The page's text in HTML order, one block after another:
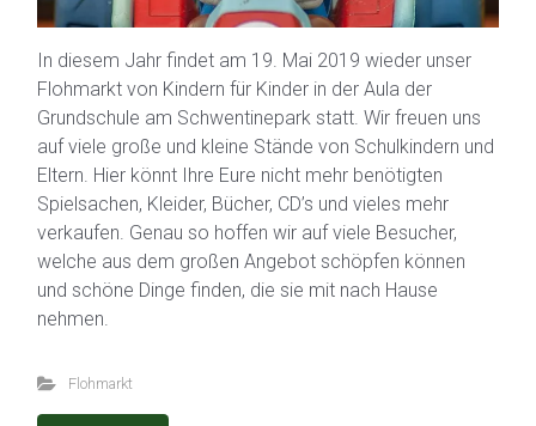
In diesem Jahr findet am 19. Mai 2019 wieder unser
Flohmarkt von Kindern für Kinder in der Aula der
Grundschule am Schwentinepark statt. Wir freuen uns
auf viele große und kleine Stände von Schulkindern und
Eltern. Hier könnt Ihre Eure nicht mehr benötigten
Spielsachen, Kleider, Bücher, CD’s und vieles mehr
verkaufen. Genau so hoffen wir auf viele Besucher,
welche aus dem großen Angebot schöpfen können
und schöne Dinge finden, die sie mit nach Hause
nehmen.
Flohmarkt